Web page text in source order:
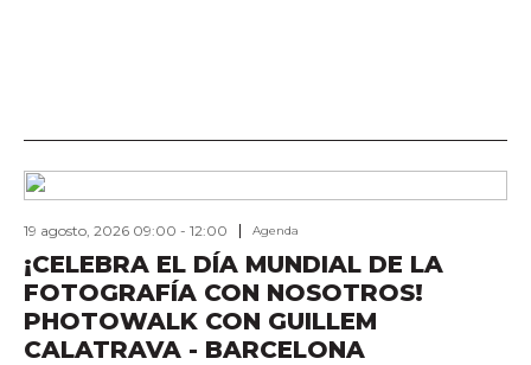
19 agosto, 2026 09:00 - 12:00 Agenda
¡CELEBRA EL DÍA MUNDIAL DE LA
FOTOGRAFÍA CON NOSOTROS!
PHOTOWALK CON GUILLEM
CALATRAVA - BARCELONA